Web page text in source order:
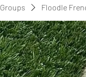
Groups Floodle